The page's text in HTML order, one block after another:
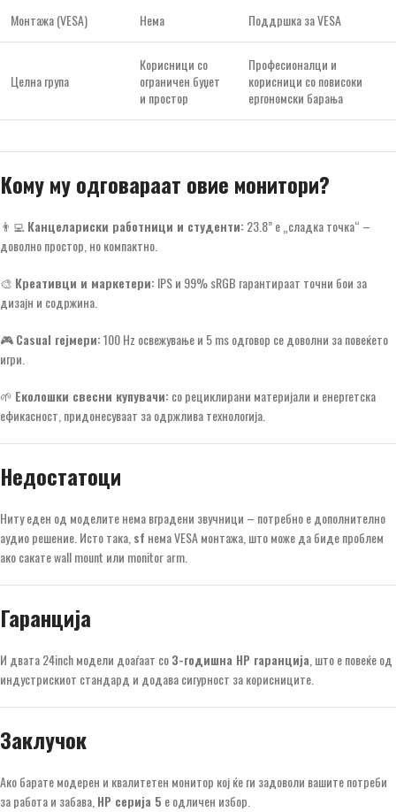
Монтажа (VESA) Нема Поддршка за VESA
Целна група
Корисници со
ограничен буџет
и простор
Професионалци и
корисници со повисоки
ергономски барања
Кому му одговараат овие монитори?
👨‍💻 Канцелариски работници и студенти: 23.8” е „сладка точка“ –
доволно простор, но компактно.
🎨 Креативци и маркетери: IPS и 99% sRGB гарантираат точни бои за
дизајн и содржина.
🎮Casual гејмери:100 Hz освежување и 5 ms одговор се доволни за повеќето
игри.
🌱 Еколошки свесни купувачи: со рециклирани материјали и енергетска
ефикасност, придонесуваат за одржлива технологија.
Недостатоци
Ниту еден од моделите нема вградени звучници – потребно е дополнително
аудио решение. Исто така,sf нема VESA монтажа, што може да биде проблем
ако сакате wall mount или monitor arm.
Гаранција
И двата 24inch модели доаѓаат со3-годишна HP гаранција, што е повеќе од
индустрискиот стандард и додава сигурност за корисниците.
Заклучок
Ако барате модерен и квалитетен монитор кој ќе ги задоволи вашите потреби
за работа и забава,HP серија 5 е одличен избор.